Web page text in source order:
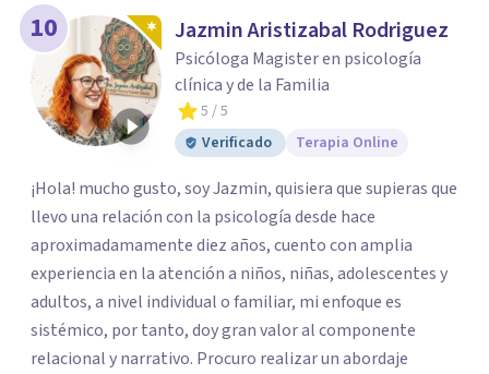
10 Jazmin Aristizabal Rodriguez
Psicóloga Magister en psicología
clínica y de la Familia
5 / 5
Verificado
Terapia Online
¡Hola! mucho gusto, soy Jazmin, quisiera que supieras que
llevo una relación con la psicología desde hace
aproximadamamente diez años, cuento con amplia
experiencia en la atención a niños, niñas, adolescentes y
adultos, a nivel individual o familiar, mi enfoque es
sistémico, por tanto, doy gran valor al componente
relacional y narrativo. Procuro realizar un abordaje